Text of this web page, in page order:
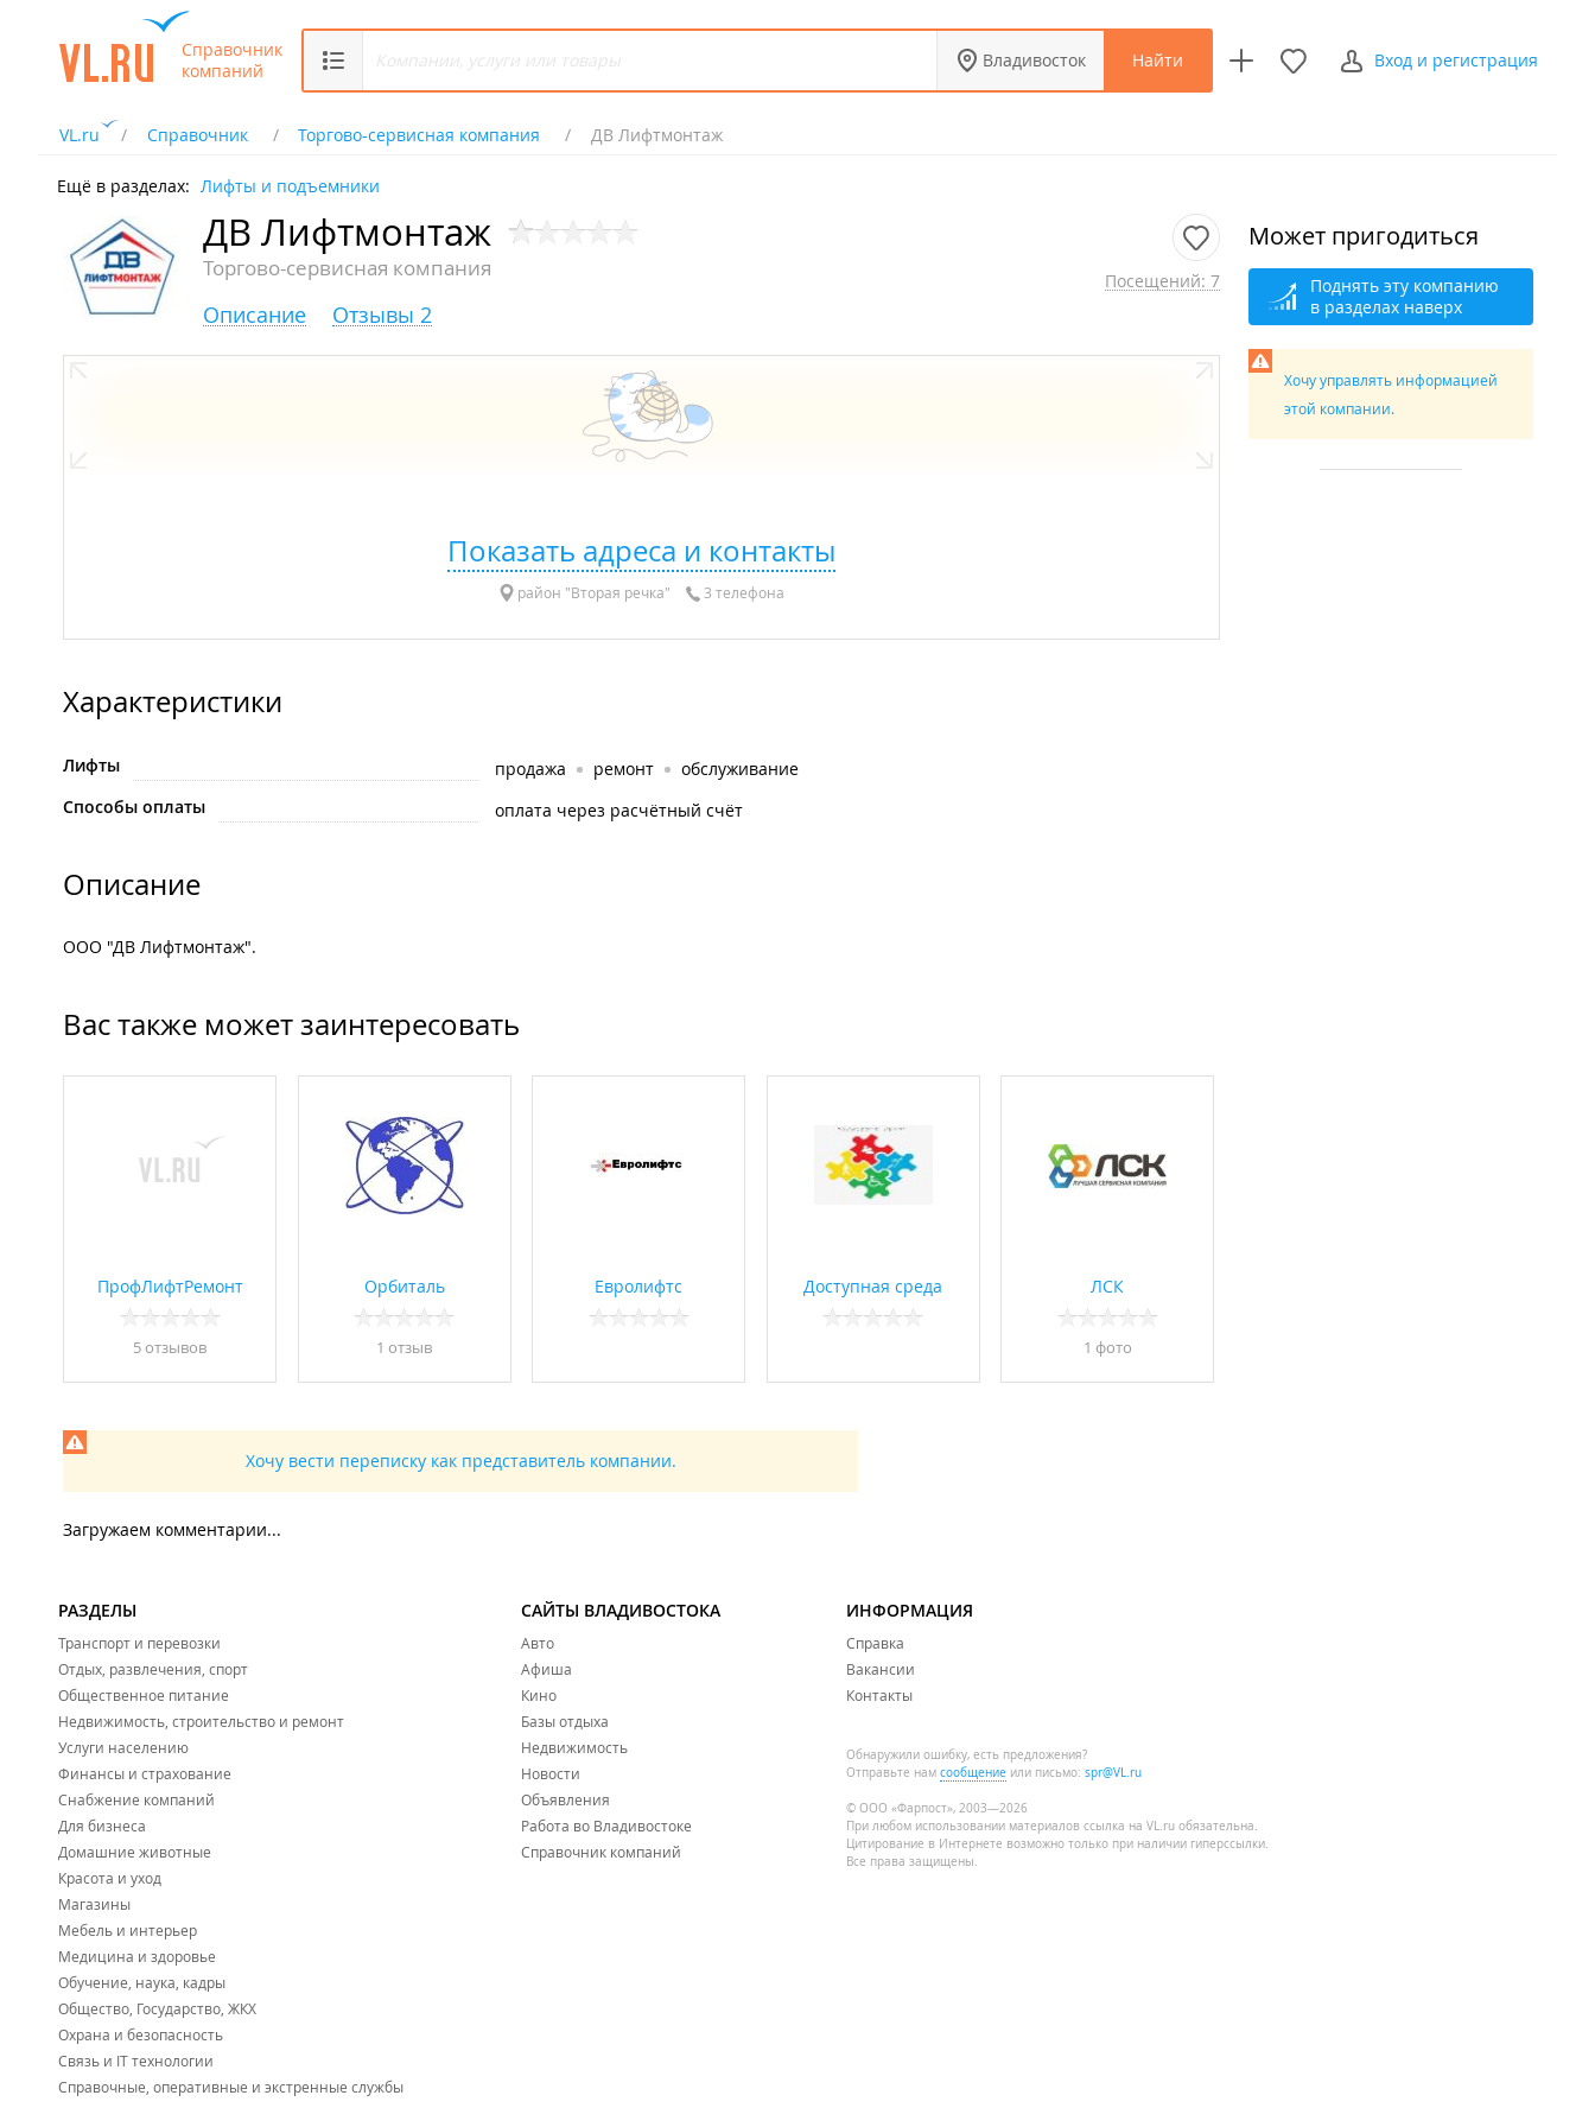
Справочник
компаний
Владивосток Найти Вход и регистрация
VL.ru Справочник Торгово-сервисная компания ДВ Лифтмонтаж
Ещё в разделах: Лифты и подъемники
ДВ Лифтмонтаж
Торгово-сервисная компания Посещений: 7
Описание Отзывы 2
Показать адреса и контакты
район "Вторая речка" 3 телефона
Характеристики
Лифты продажа ремонт
обслуживание
Способы оплаты
оплата через расчётный счёт
Описание
ООО "ДВ Лифтмонтаж".
Вас также может заинтересовать
ПрофЛифтРемонт
5 отзывов
Орбиталь
1 отзыв
Евролифтс Доступная среда ЛСК
1 фото
Хочу вести переписку как представитель компании.
Загружаем комментарии...
Может пригодиться
Поднять эту компанию
в разделах наверх
Хочу управлять информацией
этой компании.
РАЗДЕЛЫ
Транспорт и перевозки
Отдых, развлечения, спорт
Общественное питание
Недвижимость, строительство и ремонт
Услуги населению
Финансы и страхование
Снабжение компаний
Для бизнеса
Домашние животные
Красота и уход
Магазины
Мебель и интерьер
Медицина и здоровье
Обучение, наука, кадры
Общество, Государство, ЖКХ
Охрана и безопасность
Связь и IT технологии
Справочные, оперативные и экстренные службы
САЙТЫ ВЛАДИВОСТОКА
Авто
Афиша
Кино
Базы отдыха
Недвижимость
Новости
Объявления
Работа во Владивостоке
Справочник компаний
ИНФОРМАЦИЯ
Справка
Вакансии
Контакты
Обнаружили ошибку, есть предложения?
Отправьте нам сообщение или письмо: spr@VL.ru
© ООО «Фарпост», 2003—2026
При любом использовании материалов ссылка на VL.ru обязательна.
Цитирование в Интернете возможно только при наличии гиперссылки.
Все права защищены.